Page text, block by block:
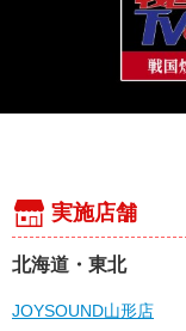
実施店舗
北海道・東北
JOYSOUND山形店